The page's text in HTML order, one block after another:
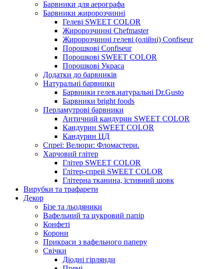
Барвники для аерографа
Барвники жиророзчинні
Гелеві SWEET COLOR
Жиророзчинні Chefmaster
Жиророзчинні гелеві (олійні) Confiseur
Порошкові Confiseur
Порошкові SWEET COLOR
Порошкові Украса
Додатки до барвників
Натуральні барвники
Барвники гелев.натуральні Dr.Gusto
Барвники bright foods
Перламутрові барвники
Античний кандурин SWEET COLOR
Кандурин SWEET COLOR
Кандурин ЦД
Спреї: Велюри: Фломастери.
Харчовий глітер
Глітер SWEET COLOR
Глітер-спрей SWEET COLOR
Глітерна тканина, їстивний шовк
Вирубки та трафарети
Декор
Бізе та льодяники
Вафельний та цукровий папір
Конфеті
Корони
Прикраси з вафельного паперу
Свічки
Діодні гірлянди